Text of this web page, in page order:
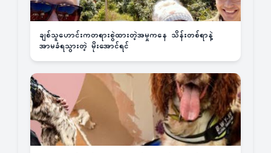
ချစ်သူဟောင်းကတရားစွဲထားတဲ့အမှုကနေ သိန်းတစ်ရာနဲ့
အာမခံရသွားတဲ့ မိုးအောင်ရင်